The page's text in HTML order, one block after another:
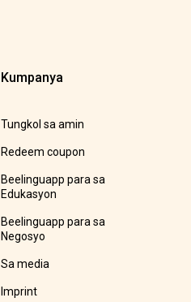
Kumpanya
Tungkol sa amin
Redeem coupon
Beelinguapp para sa
Edukasyon
Beelinguapp para sa
Negosyo
Sa media
Imprint